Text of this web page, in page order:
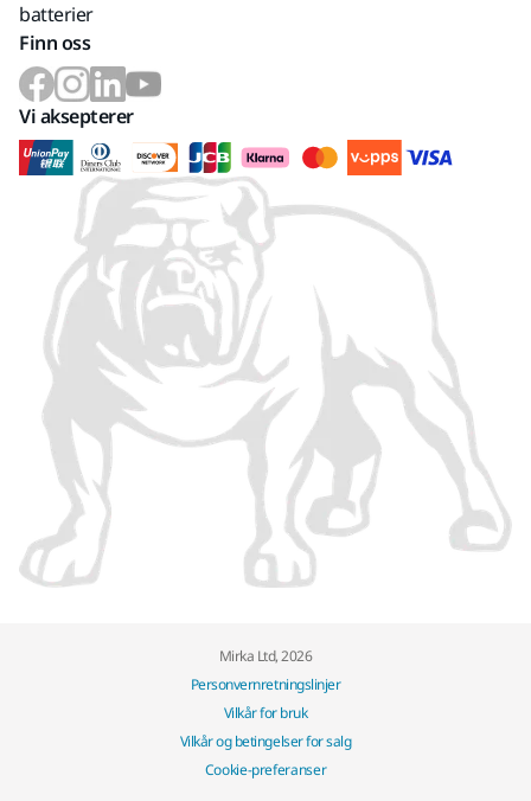
batterier
Finn oss
Vi aksepterer
Mirka Ltd, 2026
Personvernretningslinjer
Vilkår for bruk
Vilkår og betingelser for salg
Cookie-preferanser